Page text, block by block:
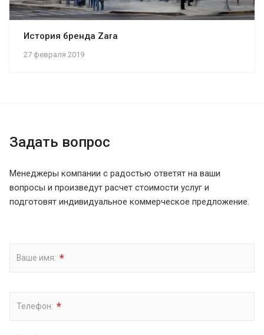
27 февраля 2019
История бренда Zara
Задать вопрос
Менеджеры компании с радостью ответят на ваши
вопросы и произведут расчет стоимости услуг и
подготовят индивидуальное коммерческое предложение.
Ваше имя: *
Телефон: *